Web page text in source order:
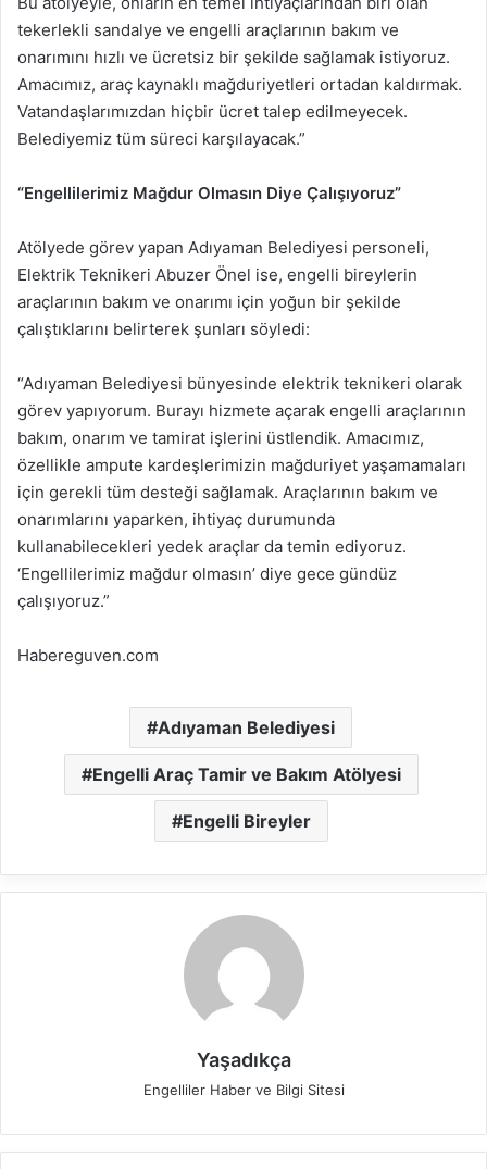
tekerlekli sandalye ve engelli araçlarının bakım ve
onarımını hızlı ve ücretsiz bir şekilde sağlamak istiyoruz.
Amacımız, araç kaynaklı mağduriyetleri ortadan kaldırmak.
Vatandaşlarımızdan hiçbir ücret talep edilmeyecek.
Belediyemiz tüm süreci karşılayacak.”
“Engellilerimiz Mağdur Olmasın Diye Çalışıyoruz”
Atölyede görev yapan Adıyaman Belediyesi personeli,
Elektrik Teknikeri Abuzer Önel ise, engelli bireylerin
araçlarının bakım ve onarımı için yoğun bir şekilde
çalıştıklarını belirterek şunları söyledi:
“Adıyaman Belediyesi bünyesinde elektrik teknikeri olarak
görev yapıyorum. Burayı hizmete açarak engelli araçlarının
bakım, onarım ve tamirat işlerini üstlendik. Amacımız,
özellikle ampute kardeşlerimizin mağduriyet yaşamamaları
için gerekli tüm desteği sağlamak. Araçlarının bakım ve
onarımlarını yaparken, ihtiyaç durumunda
kullanabilecekleri yedek araçlar da temin ediyoruz.
‘Engellilerimiz mağdur olmasın’ diye gece gündüz
çalışıyoruz.”
Habereguven.com
Adıyaman Belediyesi
Engelli Araç Tamir ve Bakım Atölyesi
Engelli Bireyler
Yaşadıkça
Engelliler Haber ve Bilgi Sitesi